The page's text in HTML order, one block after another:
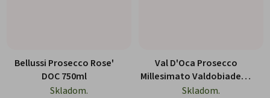
Bellussi Prosecco Rose'
DOC 750ml
Skladom.
Val D'Oca Prosecco
Millesimato Valdobiadene
Extra Dry 750ml
Skladom.